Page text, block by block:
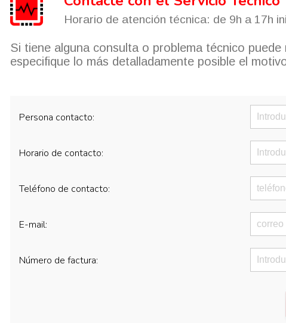
Horario de atención técnica: de 9h a 17h
Si tiene alguna consulta o problema técnico
especifique lo más detalladamente posible el
Persona contacto:
Horario de contacto:
Teléfono de contacto:
E-mail:
Número de factura: